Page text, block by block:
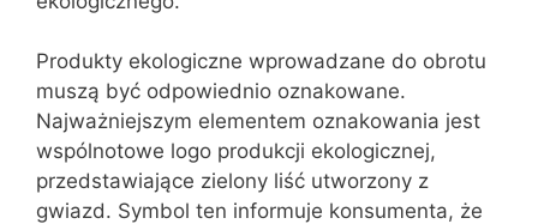
Produkty ekologiczne wprowadzane do obrotu
muszą być odpowiednio oznakowane.
Najważniejszym elementem oznakowania jest
wspólnotowe logo produkcji ekologicznej,
przedstawiające zielony liść utworzony z
gwiazd. Symbol ten informuje konsumenta, że